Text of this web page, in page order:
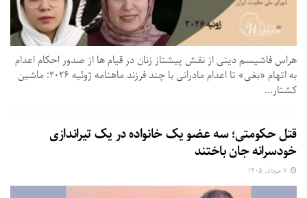
هراس فاشیسم دینی از نقش پیشتاز زنان در قیام ها از صدور احکام اعدام
به اتهام «بغی» تا اعدام مادرانی با چند فرزند ماهنامه ژوئیه ۲۰۲۶: ماشین
کشتار...
قتل حکومتی؛ سه عضو یک خانواده در یک تیراندازی
خودسرانه جان باختند